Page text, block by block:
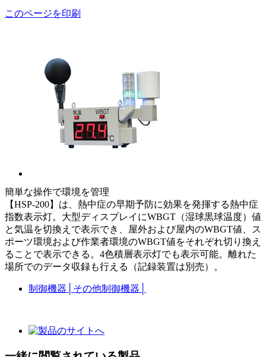
このページを印刷
簡単な操作で環境を管理
【HSP-200】は、熱中症の早期予防に効果を発揮する熱中症
指数表示灯。大型ディスプレイにWBGT（湿球黒球温度）値
と気温を切換えで表示でき、屋外および屋内のWBGT値、ス
ポーツ環境および作業者環境のWBGT値をそれぞれ切り換え
ることで表示できる。4色積層表示灯でも表示可能。離れた
場所でのデータ収録も行える（記録装置は別売）。
制御機器 その他制御機器